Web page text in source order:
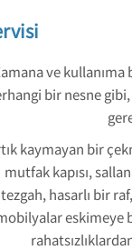
ve kullanıma
bir nesne
kaymayan bir
mutfak kapısı,
tezgah, hasarlı bir
eskimeye